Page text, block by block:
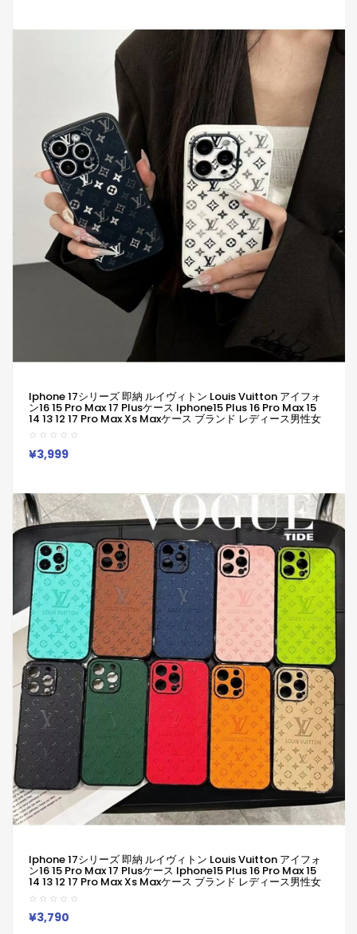
Iphone 17シリーズ 即納 ルイヴィトン Louis Vuitton アイフォ
ン16 15 Pro Max 17 Plusケース Iphone15 Plus 16 Pro Max 15
14 13 12 17 Pro Max Xs Maxケース ブランド レディース男性女
性 人気かわいいビジネスマン用高級 ルイヴィトン Louis
Vuitton アイフォン17 15 16 Proカバー
¥3,999
Iphone 17シリーズ 即納 ルイヴィトン Louis Vuitton アイフォ
ン16 15 Pro Max 17 Plusケース Iphone15 Plus 16 Pro Max 15
14 13 12 17 Pro Max Xs Maxケース ブランド レディース男性女
性 人気かわいいビジネスマン用高級 ルイヴィトン Louis
Vuitton アイフォン17 15 16 Proカバー
¥3,790